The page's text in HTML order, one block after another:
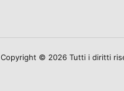
Copyright © 2026 Tutti i diritti